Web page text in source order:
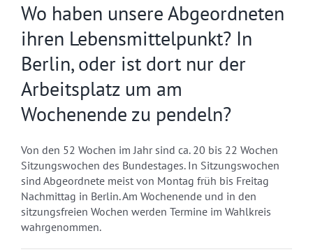
Wo haben unsere Abgeordneten
ihren Lebensmittelpunkt? In
Berlin, oder ist dort nur der
Arbeitsplatz um am
Wochenende zu pendeln?
Von den 52 Wochen im Jahr sind ca. 20 bis 22 Wochen
Sitzungswochen des Bundestages. In Sitzungswochen
sind Abgeordnete meist von Montag früh bis Freitag
Nachmittag in Berlin. Am Wochenende und in den
sitzungsfreien Wochen werden Termine im Wahlkreis
wahrgenommen.